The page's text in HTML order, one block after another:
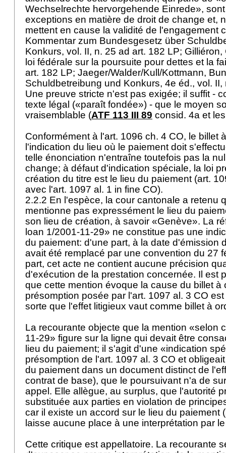
Wechselrechte hervorgehende Einrede»,
exceptions en matière de droit de change et,
mettent en cause la validité de l'engagement
Kommentar zum Bundesgesetz über
Konkurs, vol. II, n. 25 ad art. 182 LP;
loi fédérale sur la poursuite pour dettes et la
art. 182 LP; Jaeger/Walder/Kull/Kottmann,
Schuldbetreibung und Konkurs, 4e éd., vol.
Une preuve stricte n'est pas exigée; il suffit -
texte légal («paraît fondée») - que le moyen
vraisemblable (ATF 113 III 89 consid. 4a et
Conformément à l'art. 1096 ch. 4 CO, le billet
l'indication du lieu où le paiement doit
telle énonciation n'entraîne toutefois pas la
change; à défaut d'indication spéciale, la loi
création du titre est le lieu du paiement (art.
avec l'art. 1097 al. 1 in fine CO).
2.2.2 En l'espèce, la cour cantonale a retenu
mentionne pas expressément le lieu du
son lieu de création, à savoir «Genève». La
loan 1/2001-11-29» ne constitue pas une
du paiement: d'une part, à la date d'émission
avait été remplacé par une convention du 27
part, cet acte ne contient aucune précision
d'exécution de la prestation concernée. Il est
que cette mention évoque la cause du billet à
présomption posée par l'art. 1097 al. 3 CO est
sorte que l'effet litigieux vaut comme billet à
La recourante objecte que la mention «selon
11-29» figure sur la ligne qui devait être
lieu du paiement; il s'agit d'une «indication
présomption de l'art. 1097 al. 3 CO et
du paiement dans un document distinct de
contrat de base), que le poursuivant n'a de
appel. Elle allègue, au surplus, que l'autorité
substituée aux parties en violation de
car il existe un accord sur le lieu du paiement (
laisse aucune place à une interprétation par
Cette critique est appellatoire. La recourante